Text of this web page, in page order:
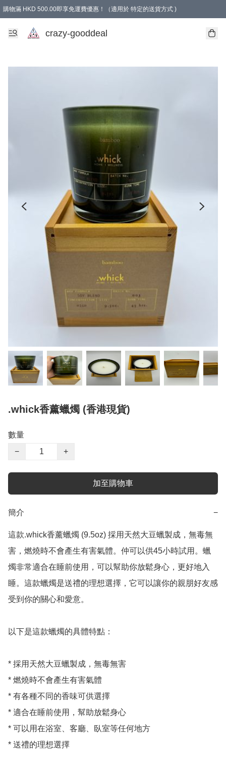
購物滿 HKD 500.00即享免運費優惠！（適用於 特定的送貨方式 )
成為會員可享免費禮品
crazy-gooddeal
.whick香薰蠟燭 (香港現貨)
數量
−
+
加至購物車
簡介 −
這款.whick香薰蠟燭 (9.5oz) 採用天然大豆蠟製成，無毒無
害，燃燒時不會產生有害氣體。仲可以供45小時試用。蠟
燭非常適合在睡前使用，可以幫助你放鬆身心，更好地入
睡。這款蠟燭是送禮的理想選擇，它可以讓你的親朋好友感
受到你的關心和愛意。
以下是這款蠟燭的具體特點：
* 採用天然大豆蠟製成，無毒無害
* 燃燒時不會產生有害氣體
* 有各種不同的香味可供選擇
* 適合在睡前使用，幫助放鬆身心
* 可以用在浴室、客廳、臥室等任何地方
* 送禮的理想選擇